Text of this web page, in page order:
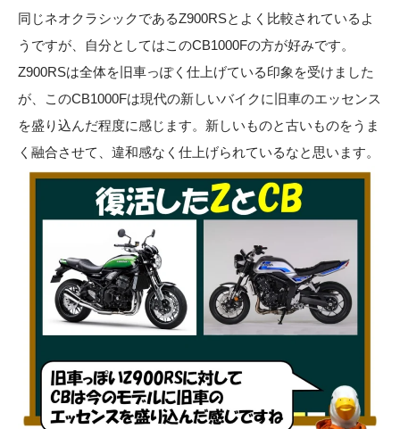
同じネオクラシックであるZ900RSとよく比較されているよ
うですが、自分としてはこのCB1000Fの方が好みです。
Z900RSは全体を旧車っぽく仕上げている印象を受けました
が、このCB1000Fは現代の新しいバイクに旧車のエッセンス
を盛り込んだ程度に感じます。新しいものと古いものをうま
く融合させて、違和感なく仕上げられているなと思います。